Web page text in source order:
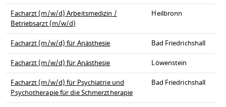
Facharzt (m/w/d) Arbeitsmedizin /
Betriebsarzt (m/w/d)
Heilbronn
Facharzt (m/w/d) für Anästhesie
Bad Friedrichshall
Facharzt (m/w/d) für Anästhesie
Löwenstein
Facharzt (m/w/d) für Psychiatrie und
Psychotherapie für die Schmerztherapie
Bad Friedrichshall